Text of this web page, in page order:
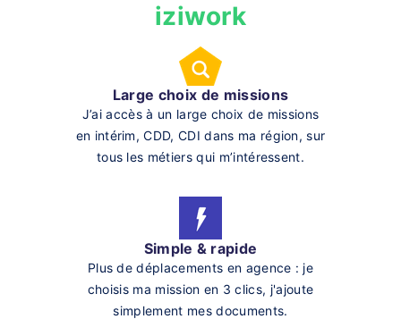
iziwork
Large choix de missions
J’ai accès à un large choix de missions
en intérim, CDD, CDI dans ma région, sur
tous les métiers qui m’intéressent.
Simple & rapide
Plus de déplacements en agence : je
choisis ma mission en 3 clics, j'ajoute
simplement mes documents.